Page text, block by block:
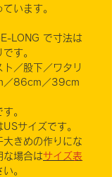
います。
LONG で寸法は
す。
／股下／ワタリ
86cm／39cm
。
サイズです。
大きめの作りにな
な場合はサイズ表
。